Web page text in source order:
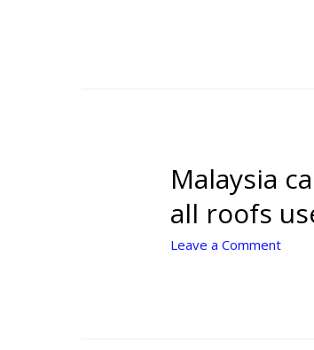
Malaysia
all roofs
Leave a Comment